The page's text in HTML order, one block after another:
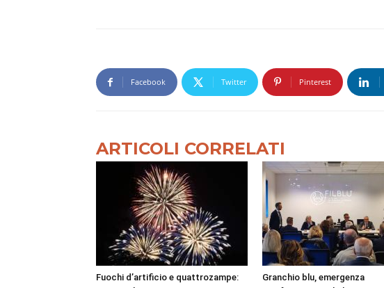
Facebook Twitter Pinterest
ARTICOLI CORRELATI
Fuochi d’artificio e quattrozampe:
Granchio blu, emergenza